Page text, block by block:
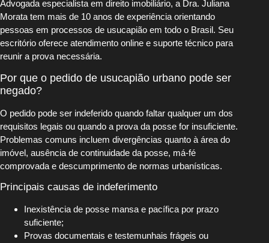
Advogada especialista em direito imobiliário, a Dra. Juliana
Morata tem mais de 10 anos de experiência orientando
pessoas em processos de usucapião em todo o Brasil. Seu
escritório oferece atendimento online e suporte técnico para
reunir a prova necessária.
Por que o pedido de usucapião urbano pode ser
negado?
O pedido pode ser indeferido quando faltar qualquer um dos
requisitos legais ou quando a prova da posse for insuficiente.
Problemas comuns incluem divergências quanto à área do
imóvel, ausência de continuidade da posse, má-fé
comprovada e descumprimento de normas urbanísticas.
Principais causas de indeferimento
Inexistência de posse mansa e pacífica por prazo
suficiente;
Provas documentais e testemunhais frágeis ou